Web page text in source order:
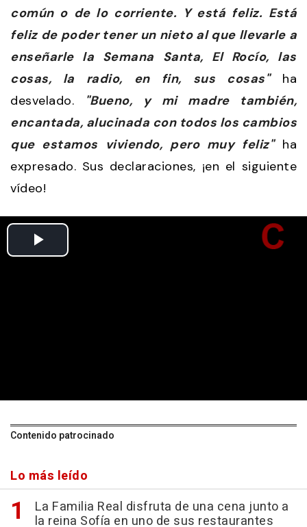
común o de lo corriente. Y está feliz. Está
feliz de poder tener un nieto al que llevarle a
enseñarle la Semana Santa, El Rocío, las
cosas, la radio, en fin, sus cosas"ha
desvelado.
"Bueno, y mi madre también,
encantada, alucinada con todos los cambios
que estamos viviendo, pero muy feliz"ha
expresado. Sus declaraciones, ¡en el siguiente
vídeo!
Contenido patrocinado
Lo más leído
La Familia Real disfruta de una cena junto a
la reina Sofía en uno de sus restaurantes